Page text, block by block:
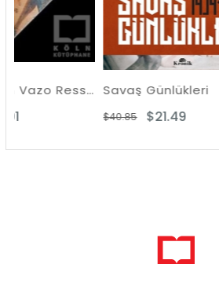
Erken Yunan Vazo Ressamlığı Savaş Günlükleri
$21.49